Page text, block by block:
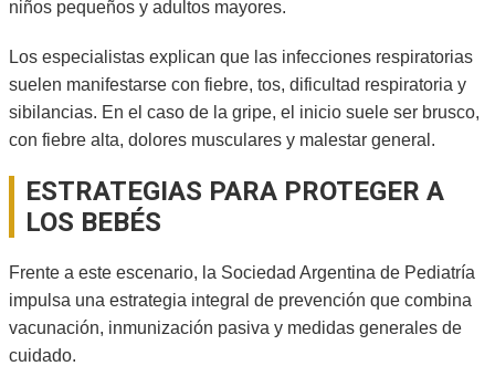
niños pequeños y adultos mayores.
Los especialistas explican que las infecciones respiratorias
suelen manifestarse con fiebre, tos, dificultad respiratoria y
sibilancias. En el caso de la gripe, el inicio suele ser brusco,
con fiebre alta, dolores musculares y malestar general.
ESTRATEGIAS PARA PROTEGER A
LOS BEBÉS
Frente a este escenario, la Sociedad Argentina de Pediatría
impulsa una estrategia integral de prevención que combina
vacunación, inmunización pasiva y medidas generales de
cuidado.